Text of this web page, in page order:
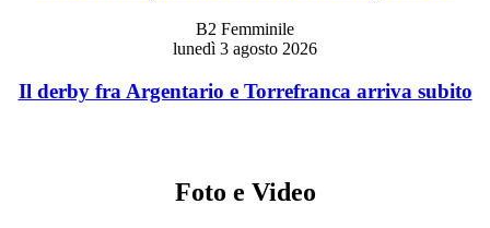
B2 Femminile
lunedì 3 agosto 2026
Il derby fra Argentario e Torrefranca arriva subito
Foto e Video